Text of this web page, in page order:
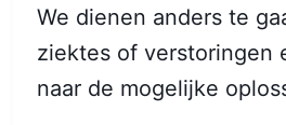
We dienen anders te
ziektes of verstoringen
naar de mogelijke